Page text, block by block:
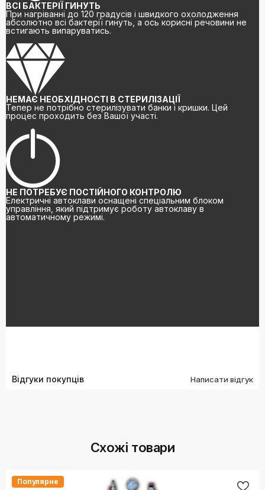
ВСІ БАКТЕРІЇ ГИНУТЬ
При нагріванні до 120 градусів і швидкого охолодження
абсолютно всі бактерії гинуть, а ось корисні речовини не
встигають випаруватись.
НЕМАЄ НЕОБХІДНОСТІ В СТЕРИЛІЗАЦІЇ
Тепер не потрібно стерилізувати банки і кришки. Цей
процес проходить без Вашої участі.
НЕ ПОТРЕБУЄ ПОСТІЙНОГО КОНТРОЛЮ
Електричні автоклави оснащені спеціальним блоком
управління, який підтримує роботу автоклаву в
автоматичному режимі.
Відгуки покупців Написати відгук
Схожі товари
Популярне